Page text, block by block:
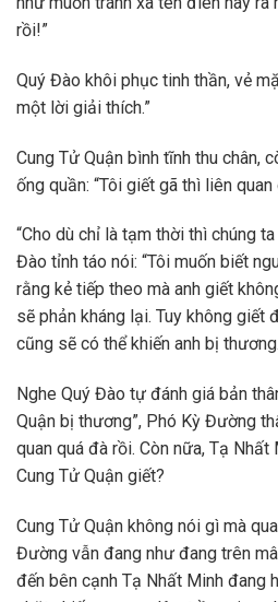
rồi!”
Quý Đào khôi phục tinh thần, vẻ
một lời giải thích.”
Cung Tử Quận bình tĩnh thu chân,
ống quần: “Tôi giết gã thì liên quan
“Cho dù chỉ là tạm thời thì chúng
Đào tỉnh táo nói: “Tôi muốn biết
rằng kẻ tiếp theo mà anh giết
sẽ phản kháng lại. Tuy không giết
cũng sẽ có thể khiến anh bị
Nghe Quý Đào tự đánh giá bản
Quận bị thương”, Phó Kỳ Đường
quan quá đà rồi. Còn nữa, Tạ Nhất
Cung Tử Quận giết?
Cung Tử Quận không nói gì mà
Đường vẫn đang như đang trên
đến bên cạnh Tạ Nhất Minh đang